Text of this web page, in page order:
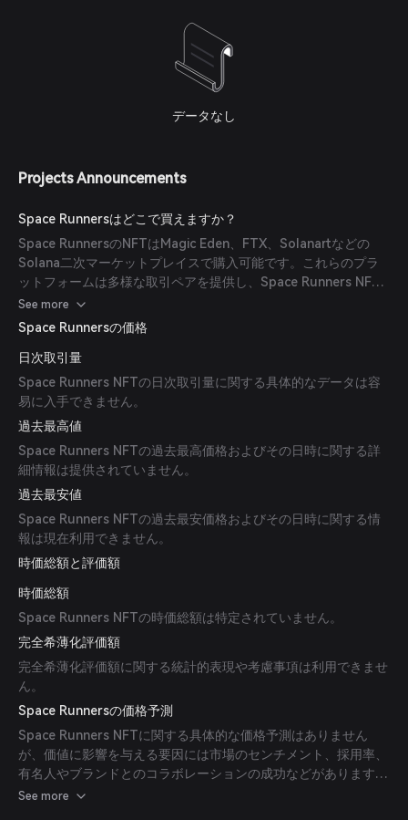
データなし
Projects Announcements
Space Runnersはどこで買えますか？
Space RunnersのNFTはMagic Eden、FTX、Solanartなどの
Solana二次マーケットプレイスで購入可能です。これらのプラ
ットフォームは多様な取引ペアを提供し、Space Runners NFT
の流動性を確保しています。
See more
Space Runnersの価格
日次取引量
Space Runners NFTの日次取引量に関する具体的なデータは容
易に入手できません。
過去最高値
Space Runners NFTの過去最高価格およびその日時に関する詳
細情報は提供されていません。
過去最安値
Space Runners NFTの過去最安価格およびその日時に関する情
報は現在利用できません。
時価総額と評価額
時価総額
Space Runners NFTの時価総額は特定されていません。
完全希薄化評価額
完全希薄化評価額に関する統計的表現や考慮事項は利用できませ
ん。
Space Runnersの価格予測
Space Runners NFTに関する具体的な価格予測はありません
が、価値に影響を与える要因には市場のセンチメント、採用率、
有名人やブランドとのコラボレーションの成功などがあります。
NFT市場動向に関する洞察を得るには、信頼できる情報源や専門
See more